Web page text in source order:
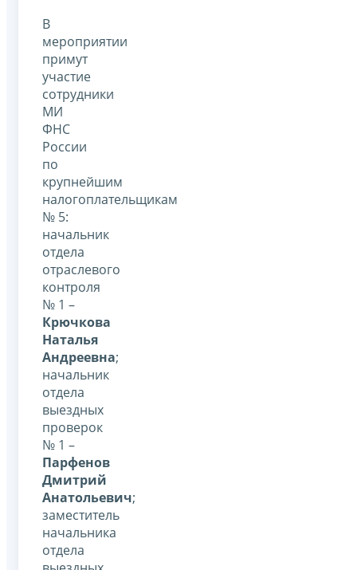
В
мероприятии
примут
участие
сотрудники
МИ
ФНС
России
по
крупнейшим
налогоплательщикам
№ 5:
начальник
отдела
отраслевого
контроля
№ 1 –
Крючкова
Наталья
Андреевна;
начальник
отдела
выездных
проверок
№ 1 –
Парфенов
Дмитрий
Анатольевич;
заместитель
начальника
отдела